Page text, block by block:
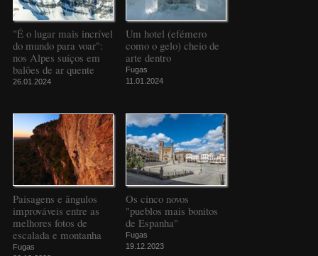
"É o lugar mais incrível
do mundo para voar":
nos Alpes suíços em
balões de ar quente
26.01.2024
Um hotel (efémero
como o gelo) cheio de
arte dentro
Fugas
11.01.2024
Paisagens e ângulos
improváveis entre as
melhores fotos de
escalada e montanha
Fugas
Os cinco novos
"pueblos mais bonitos
de Espanha"
Fugas
19.12.2023